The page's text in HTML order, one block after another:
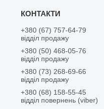
+380 (67) 757-64-79
відділ продажу
+380 (50) 468-05-76
відділ продажу
+380 (73) 268-69-66
відділ продажу
+380 (68) 158-55-45
відділ повернень (viber)